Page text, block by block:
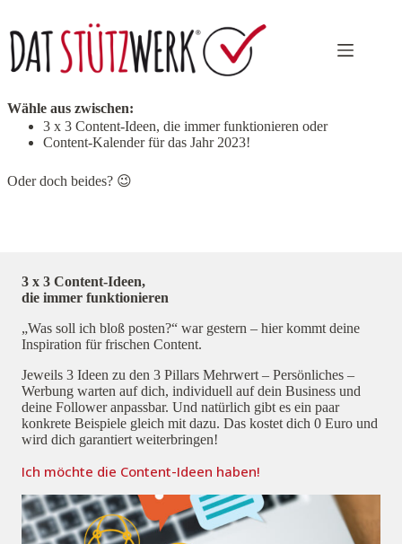
springen
Nun hast du die Qual der Wahl!
Wähle aus zwischen:
3 x 3 Content-Ideen, die immer funktionieren oder
Content-Kalender für das Jahr 2023!
Oder doch beides? 😉
3 x 3 Content-Ideen,
die immer funktionieren
„Was soll ich bloß posten?“ war gestern – hier kommt deine
Inspiration für frischen Content.
Jeweils 3 Ideen zu den 3 Pillars Mehrwert – Persönliches –
Werbung warten auf dich, individuell auf dein Business und
deine Follower anpassbar. Und natürlich gibt es ein paar
konkrete Beispiele gleich mit dazu. Das kostet dich 0 Euro und
wird dich garantiert weiterbringen!
Ich möchte die Content-Ideen haben!